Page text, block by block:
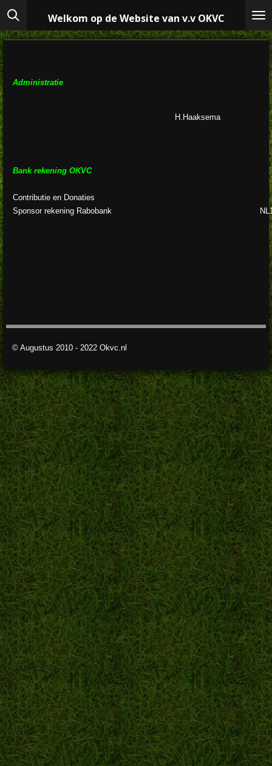
Ga
direct
naar
Welkom op de Website van v.v OKVC
Administratie
H.Haaksema
Bank rekening OKVC
Contributie en Donaties
Sponsor rekening Rabobank
© Augustus 2010 - 2022 Okvc.nl